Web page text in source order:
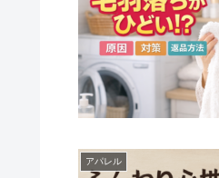
アパレル